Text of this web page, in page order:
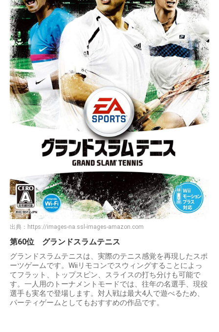
出典： https://images-na.ssl-images-amazon.com
第60位 グランドスラムテニス
グランドスラムテニスは、実際のテニス感覚を再現したスポ
ーツゲームです。Wiiリモコンでスウィングすることによっ
てフラット、トップスピン、スライスの打ち分けも可能で
す。一人用のトーナメントモードでは、往年の名選手、現役
選手も実名で登場します。対人戦は最大4人で遊べるため、
パーティゲームとしてもおすすめの作品です。